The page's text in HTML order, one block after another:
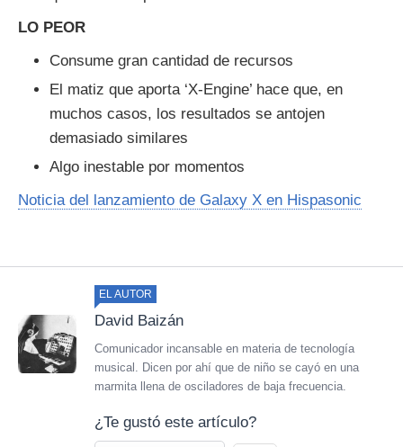
LO PEOR
Consume gran cantidad de recursos
El matiz que aporta ‘X-Engine’ hace que, en
muchos casos, los resultados se antojen
demasiado similares
Algo inestable por momentos
Noticia del lanzamiento de Galaxy X en Hispasonic
EL AUTOR
David Baizán
Comunicador incansable en materia de tecnología
musical. Dicen por ahí que de niño se cayó en una
marmita llena de osciladores de baja frecuencia.
¿Te gustó este artículo?